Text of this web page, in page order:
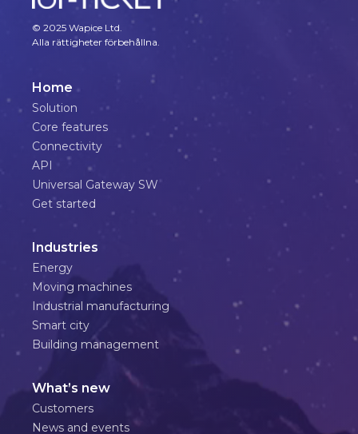
© 2025 Wapice Ltd.
Alla rättigheter förbehållna.
Home
Solution
Core features
Connectivity
API
Universal Gateway SW
Get started
Industries
Energy
Moving machines
Industrial manufacturing
Smart city
Building management
What’s new
Customers
News and events